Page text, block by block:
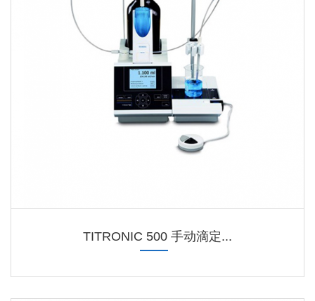
TITRONIC 500 手动滴定...